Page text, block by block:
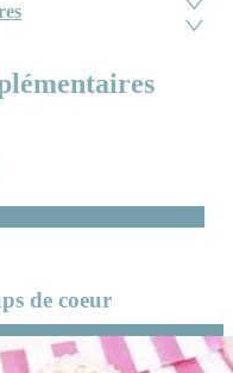
de coeur